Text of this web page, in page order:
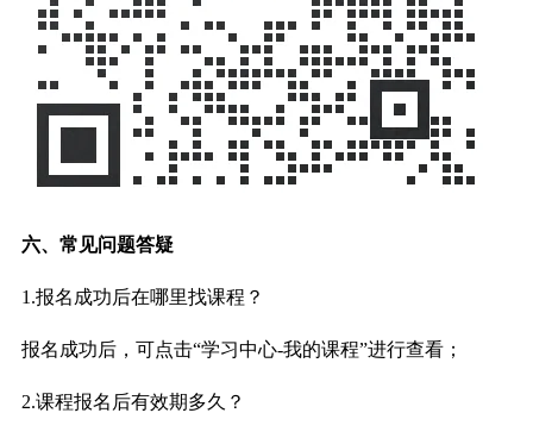
六、常见问题答疑
1.报名成功后在哪里找课程？
报名成功后，可点击“学习中心-我的课程”进行查看；
2.课程报名后有效期多久？